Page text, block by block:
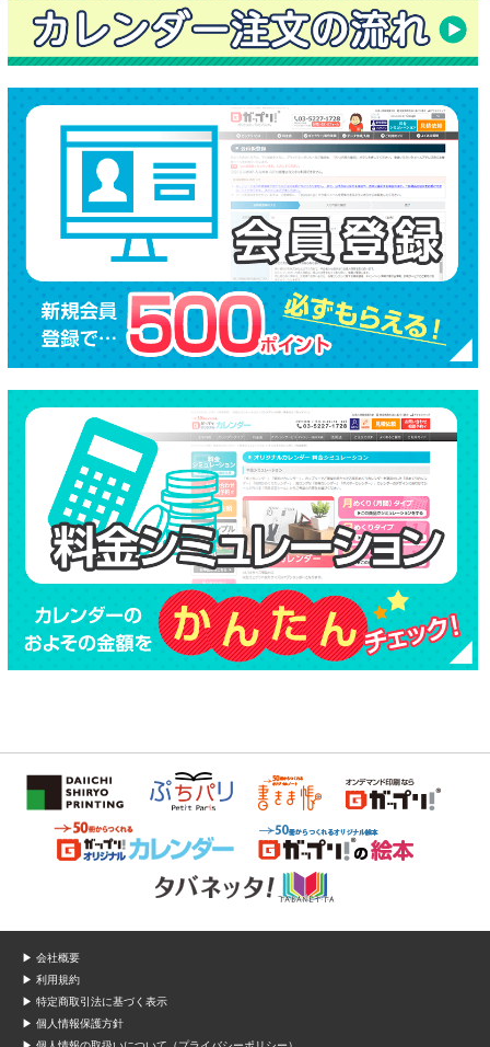
▶ 会社概要
▶ 利用規約
▶ 特定商取引法に基づく表示
▶ 個人情報保護方針